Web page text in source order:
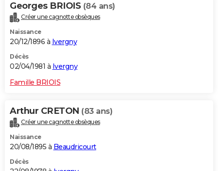
Georges BRIOIS (84 ans)
Créer une cagnotte obsèques
Naissance
20/12/1896 à Ivergny
Décès
02/04/1981 à Ivergny
Famille BRIOIS
Arthur CRETON (83 ans)
Créer une cagnotte obsèques
Naissance
20/08/1895 à Beaudricourt
Décès